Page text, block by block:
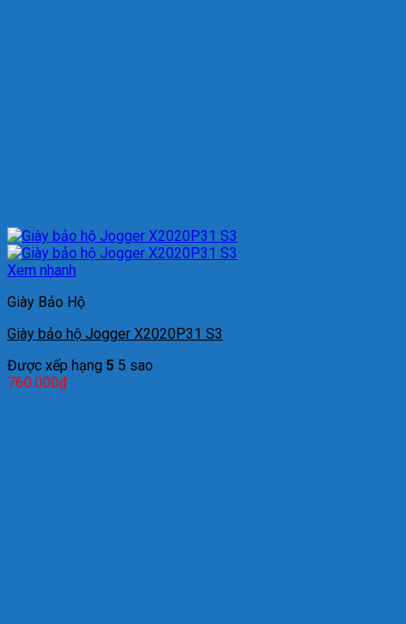
Xem nhanh
Giày Bảo Hộ
Giày bảo hộ Jogger X2020P31 S3
Được xếp hạng 5 5 sao
760.000₫